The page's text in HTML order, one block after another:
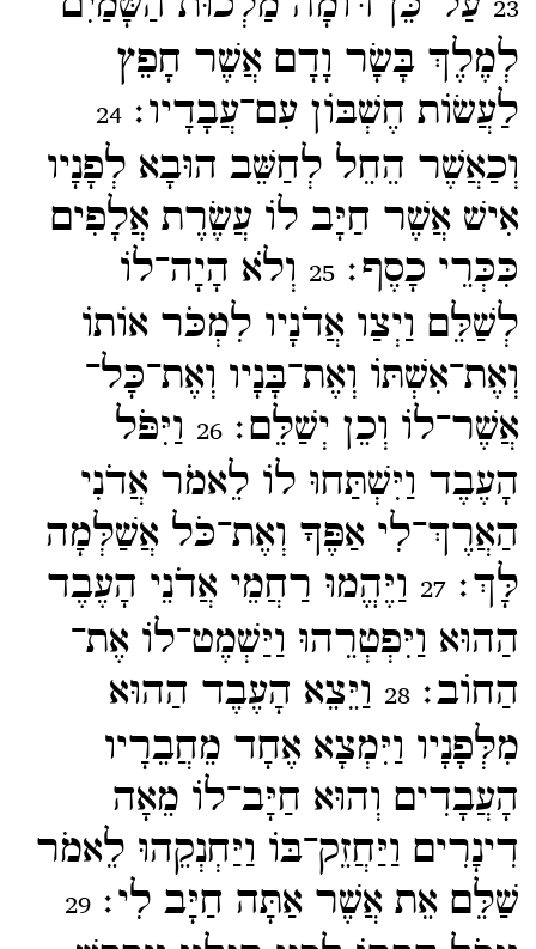
23
לְמֶלֶךְ בָּשָׂר וָדָם אֲשֶׁר חָפֵץ
לַעֲשׂוֹת חֶשְׁבּוֹן עִם־​עֲבָדָיו׃24
וְכַאֲשֶׁר הֵחֵל לְחַשֵּׁב הוּבָא לְפָנָיו
אִישׁ אֲשֶׁר חַיָּב לוֹ עֲשֶׂרֶת אֲלָפִים
כִּכְּרֵי כָסֶף׃25 וְלֹא הָיָה־​לוֹ
לְשַׁלֵּם וַיְצַו אֲדֹנָיו לִמְכֹּר אוֹתוֹ
וְאֶת־​אִשְׁתּוֹ וְאֶת־​בָּנָיו וְאֶת־​כָּל־​
אֲשֶׁר־​לוֹ וְכֵן יְשַׁלֵּם׃26 וַיִּפֹּל
הָעֶבֶד וַיִּשְׁתַּחוּ לוֹ לֵאמֹר אֲדֹנִי
הַאֲרֶךְ־​לִי אַפֶּךָ וְאֶת־​כֹּל אֲשַׁלְּמָה
לָּךְ׃27 וַיֶּהֱמוּ רַחֲמֵי אֲדֹנֵי הָעֶבֶד
הַהוּא וַיִּפְטְרֵהוּ וַיַּשְׁמֶט־​לוֹ אֶת־​
הַחוֹב׃28 וַיֵּצֵא הָעֶבֶד הַהוּא
מִלְּפָנָיו וַיִּמְצָא אֶחָד מֵחֲבֵרָיו
הָעֲבָדִים וְהוּא חַיָּב־​לוֹ מֵאָה
דִינָרִים וַיַּחֲזֵק־​בּוֹ וַיַּחְנְקֵהוּ לֵאמֹר
שַׁלֵּם אֵת אֲשֶׁר אַתָּה חַיָּב לִי׃29